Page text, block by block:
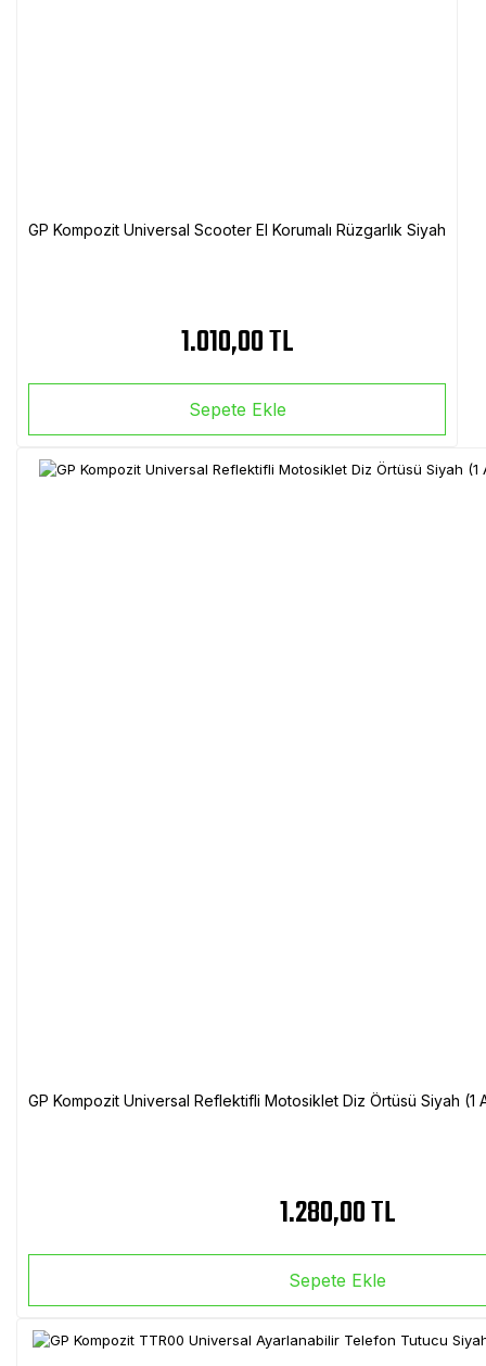
GP Kompozit Universal Scooter El Korumalı Rüzgarlık Siyah
1.010,00 TL
Sepete Ekle
GP Kompozit Universal Reflektifli Motosiklet Diz Örtüsü Siyah
1.280,00 TL
Sepete Ekle